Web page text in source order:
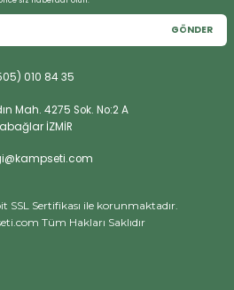
GÖNDER
010 84 35
Mah. 4275 Sok. No:2 A
İZMİR
Sertifikası ile korunmaktadır.
Tüm Hakları Saklıdır